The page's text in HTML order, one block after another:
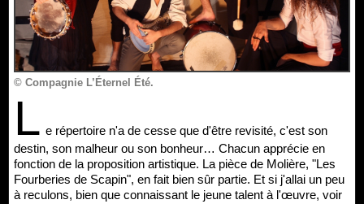
© Compagnie L’Éternel Été.
L e répertoire n'a de cesse que d'être revisité, c'est son
destin, son malheur ou son bonheur… Chacun apprécie en
fonction de la proposition artistique. La pièce de Molière, "Les
Fourberies de Scapin", en fait bien sûr partie. Et si j'allai un peu
à reculons, bien que connaissant le jeune talent à l'œuvre, voir